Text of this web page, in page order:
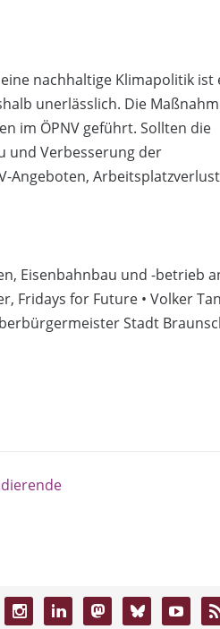
nachhaltige Klimapolitik ist
unerlässlich. Die
im ÖPNV geführt. Sollten die
und Verbesserung der
Angeboten,
Eisenbahnbau und -betrieb
Fridays for Future • Volker
Stadt